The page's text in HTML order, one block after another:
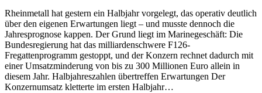
Rheinmetall hat gestern ein Halbjahr vorgelegt, das operativ deutlich
über den eigenen Erwartungen liegt – und musste dennoch die
Jahresprognose kappen. Der Grund liegt im Marinegeschäft: Die
Bundesregierung hat das milliardenschwere F126-
Fregattenprogramm gestoppt, und der Konzern rechnet dadurch mit
einer Umsatzminderung von bis zu 300 Millionen Euro allein in
diesem Jahr. Halbjahreszahlen übertreffen Erwartungen Der
Konzernumsatz kletterte im ersten Halbjahr…